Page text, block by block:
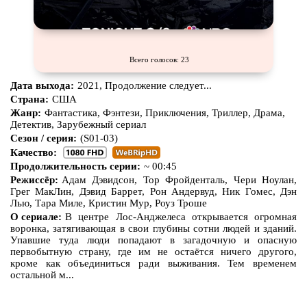
Всего голосов: 23
Дата выхода: 2021, Продолжение следует...
Страна: США
Жанр: Фантастика, Фэнтези, Приключения, Триллер, Драма,
Детектив, Зарубежный сериал
Сезон / серия: (S01-03)
Качество:
Продолжительность серии: ~ 00:45
Режиссёр: Адам Дэвидсон, Тор Фройденталь, Чери Ноулан,
Грег МакЛин, Дэвид Баррет, Рон Андервуд, Ник Гомес, Дэн
Лью, Тара Миле, Кристин Мур, Роуз Троше
О сериале: В центре Лос-Анджелеса открывается огромная
воронка, затягивающая в свои глубины сотни людей и зданий.
Упавшие туда люди попадают в загадочную и опасную
первобытную страну, где им не остаётся ничего другого,
кроме как объединиться ради выживания. Тем временем
остальной м...